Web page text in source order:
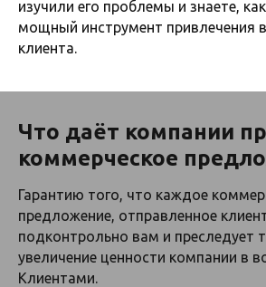
изучили его проблемы и знаете,
мощный инструмент привлечения
клиента.
Что даёт компании
коммерческое
Гарантию того, что каждое
предложение, отправленное
подконтрольно вам и преследует
увеличение ценности компании в
Клиентами.